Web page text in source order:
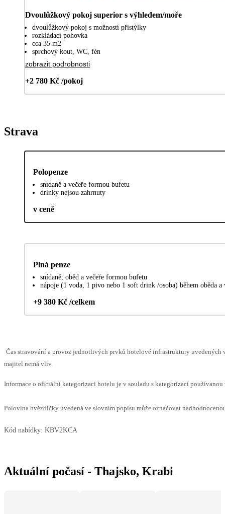
Dvoulůžkový pokoj superior s výhledem/moře
dvoulůžkový pokoj s možností přistýlky
rozkládací pohovka
cca 35 m2
sprchový kout, WC, fén
zobrazit podrobnosti
+2 780 Kč /pokoj
Strava
Polopenze
snídaně a večeře formou bufetu
drinky nejsou zahrnuty
v ceně
Plná penze
snídaně, oběd a večeře formou bufetu
nápoje (1 voda, 1 pivo nebo 1 soft drink /osoba) během oběda a
+9 380 Kč /celkem
Čas stravování a provoz jednotlivých prvků hotelové infrastruktury uvedených
majitel nemá vliv.
Informace o oficiální kategorizaci hotelu je v souladu s kategorizací
Polovina hvězdičky uvedená ve slovním popisu může označovat
Kód nabídky: KBV2KCA
Aktuální počasí - Thajsko, Krabi